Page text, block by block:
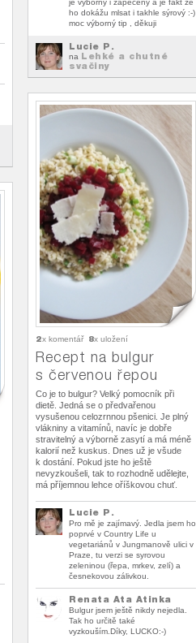
je výborný i zapečený a je fakt že
ho dokážu mlsat i takhle sýrový :-)
moc výborný tip , děkuji
Lucie P.
na Lehké a chutné
svačiny
2x komentář 8x uložení
Recept na bulgur
s červenou řepou
Co je to bulgur? Velký pomocník při
dietě. Jedná se o předvařenou
vysušenou celozrnnou pšenici. Je plný
vlákniny a vitamínů, navíc je dobře
stravitelný a výborně zasytí a má méně
kalorií než kuskus. Dnes už je všude
k dostání. Pokud jste ho ještě
nevyzkoušeli, tak to rozhodně udělejte,
má příjemnou lehce oříškovou chuť.
Lucie P.
Pro mě je zajímavý. Jedla jsem ho
poprvé v Country Life u
vegetariánů v Jungmanově ulici v
Praze, tu verzi se syrovou
zeleninou (řepa, mrkev, zelí) a
česnekovou zálivkou.
Renata Ata Atinka
Bulgur jsem ještě nikdy nejedla.
Tak ho určitě také
vyzkouším.Díky, LUCKO:-)